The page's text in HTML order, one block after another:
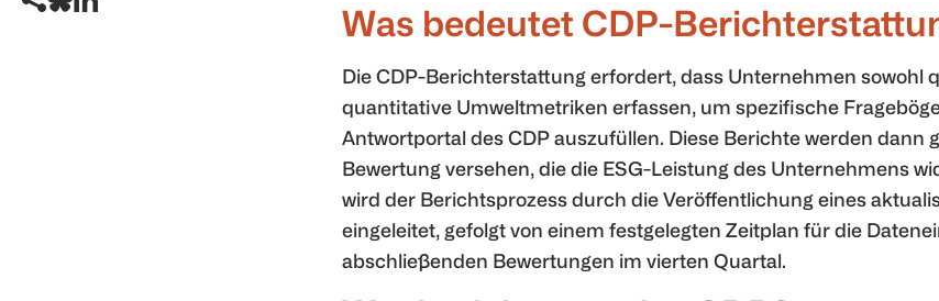
Was bedeutet CDP-
Die CDP-Berichterstattung erfordert, dass Unternehmen sowohl
quantitative Umweltmetriken erfassen, um spezifische
Antwortportal des CDP auszufüllen. Diese Berichte werden dann
Bewertung versehen, die die ESG-Leistung des Unternehmens
wird der Berichtsprozess durch die Veröffentlichung eines
eingeleitet, gefolgt von einem festgelegten Zeitplan für die
abschließenden Bewertungen im vierten Quartal.